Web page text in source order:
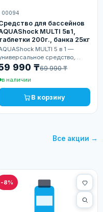
00094
для бассейнов
MULTI 5в1,
200г., банка 25кг
MULTI 5 в 1 —
средство,
одновременно
и предотвращает
водорослей.
Экономичное…
990 ₸69 990 ₸
в наличии
В корзину
Все акции →
-8%